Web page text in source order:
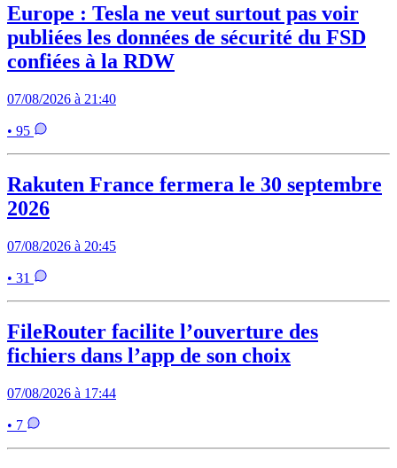
Europe : Tesla ne veut surtout pas voir
publiées les données de sécurité du FSD
confiées à la RDW
07/08/2026 à 21:40
• 95
Rakuten France fermera le 30 septembre
2026
07/08/2026 à 20:45
• 31
FileRouter facilite l’ouverture des
fichiers dans l’app de son choix
07/08/2026 à 17:44
• 7